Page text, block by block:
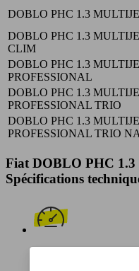
DOBLO PHC 1.3
DOBLO PHC 1.3
CLIM
DOBLO PHC 1.3
PROFESSIONAL
DOBLO PHC 1.3
PROFESSIONAL TRIO
DOBLO PHC 1.3
PROFESSIONAL TRIO
Fiat DOBLO PHC
Spécifications